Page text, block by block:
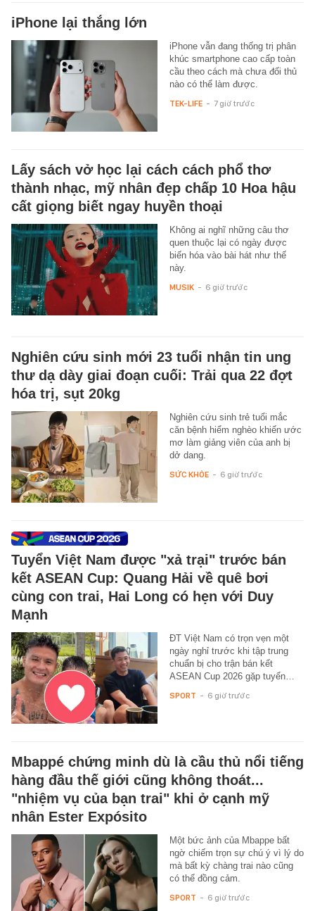
iPhone lại thắng lớn
iPhone vẫn đang thống trị phân
khúc smartphone cao cấp toàn
cầu theo cách mà chưa đối thủ
nào có thể làm được.
TEK-LIFE - 7 giờ trước
Lấy sách vở học lại cách cách phổ thơ
thành nhạc, mỹ nhân đẹp chấp 10 Hoa hậu
cất giọng biết ngay huyền thoại
Không ai nghĩ những câu thơ
quen thuộc lại có ngày được
biến hóa vào bài hát như thế
này.
MUSIK - 6 giờ trước
Nghiên cứu sinh mới 23 tuổi nhận tin ung
thư dạ dày giai đoạn cuối: Trải qua 22 đợt
hóa trị, sụt 20kg
Nghiên cứu sinh trẻ tuổi mắc
căn bệnh hiểm nghèo khiến ước
mơ làm giảng viên của anh bị
dở dang.
SỨC KHỎE - 6 giờ trước
Tuyển Việt Nam được "xả trại" trước bán
kết ASEAN Cup: Quang Hải về quê bơi
cùng con trai, Hai Long có hẹn với Duy
Mạnh
ĐT Việt Nam có trọn vẹn một
ngày nghỉ trước khi tập trung
chuẩn bị cho trận bán kết
ASEAN Cup 2026 gặp tuyển…
SPORT - 6 giờ trước
Mbappé chứng minh dù là cầu thủ nổi tiếng
hàng đầu thế giới cũng không thoát...
"nhiệm vụ của bạn trai" khi ở cạnh mỹ
nhân Ester Expósito
Một bức ảnh của Mbappe bất
ngờ chiếm trọn sự chú ý vì lý do
mà bất kỳ chàng trai nào cũng
có thể đồng cảm.
SPORT - 6 giờ trước